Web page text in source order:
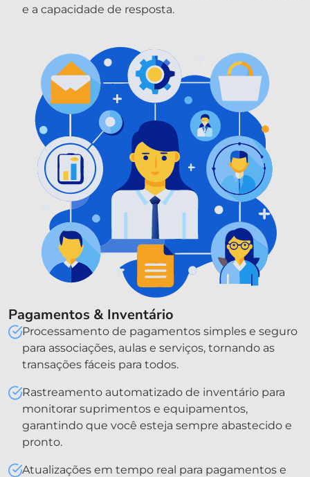
e a capacidade de resposta.
Pagamentos & Inventário
Processamento de pagamentos simples e seguro
para associações, aulas e serviços, tornando as
transações fáceis para todos.
Rastreamento automatizado de inventário para
monitorar suprimentos e equipamentos,
garantindo que você esteja sempre abastecido e
pronto.
Atualizações em tempo real para pagamentos e